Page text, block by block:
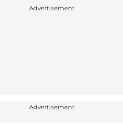
Advertisement
Advertisement